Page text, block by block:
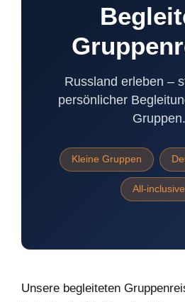
Russland erleben –
persönlicher
Gruppen.
Kleine Gruppen
All-inclusive
Unsere begleiteten